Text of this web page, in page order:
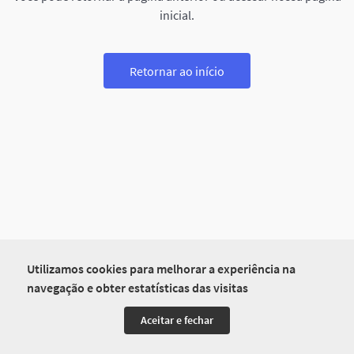
Utilizamos cookies para melhorar a experiência na
navegação e obter estatísticas das visitas
Aceitar e fechar
inicial.
Retornar ao início